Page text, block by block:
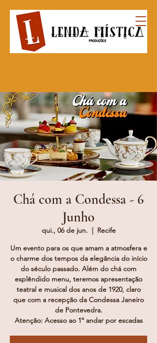
Chá com a Condessa - 6
Junho
qui., 06 de jun.
  |
Recife
Um evento para os que amam a atmosfera e
o charme dos tempos da elegância do início
do século passado. Além do chá com
esplêndido menu, teremos apresentação
teatral e musical dos anos de 1920, claro
que com a recepção da Condessa Janeiro
de Pontevedra.
Atenção: Acesso ao 1º andar por escadas